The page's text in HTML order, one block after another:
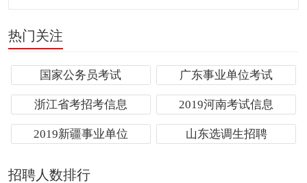
热门关注
国家公务员考试 广东事业单位考试
浙江省考招考信息 2019河南考试信息
2019新疆事业单位 山东选调生招聘
招聘人数排行